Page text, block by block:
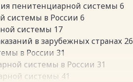
пенитенциарной системы 6
системы в России 6
системы 17
в зарубежных странах 26
в России 31
системы в России 31
системы 41